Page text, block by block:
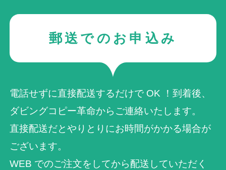
郵送でのお申込み
電話せずに直接配送するだけで OK ！到着後、
ダビングコピー革命からご連絡いたします。
直接配送だとやりとりにお時間がかかる場合が
ございます。
WEB でのご注⽂をしてから配送していただく